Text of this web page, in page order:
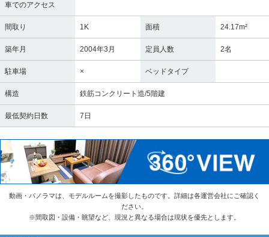
車でのアクセス
間取り 1K 面積 24.17m²
築年月 2004年3月 定員人数 2名
駐車場 × ベッドタイプ
構造 鉄筋コンクリート造/5階建
最低契約日数 7日
動画・パノラマは、モデルルームを撮影したものです。詳細は各運営会社にご確認く
ださい。
※間取図・設備・眺望など、現況と異なる場合は現状を優先とします。